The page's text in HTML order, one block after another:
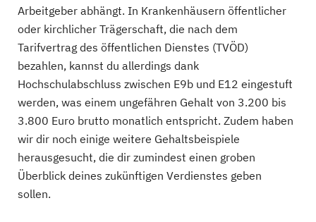
Arbeitgeber abhängt. In Krankenhäusern öffentlicher
oder kirchlicher Trägerschaft, die nach dem
Tarifvertrag des öffentlichen Dienstes (TVÖD)
bezahlen, kannst du allerdings dank
Hochschulabschluss zwischen E9b und E12 eingestuft
werden, was einem ungefähren Gehalt von 3.200 bis
3.800 Euro brutto monatlich entspricht. Zudem haben
wir dir noch einige weitere Gehaltsbeispiele
herausgesucht, die dir zumindest einen groben
Überblick deines zukünftigen Verdienstes geben
sollen.